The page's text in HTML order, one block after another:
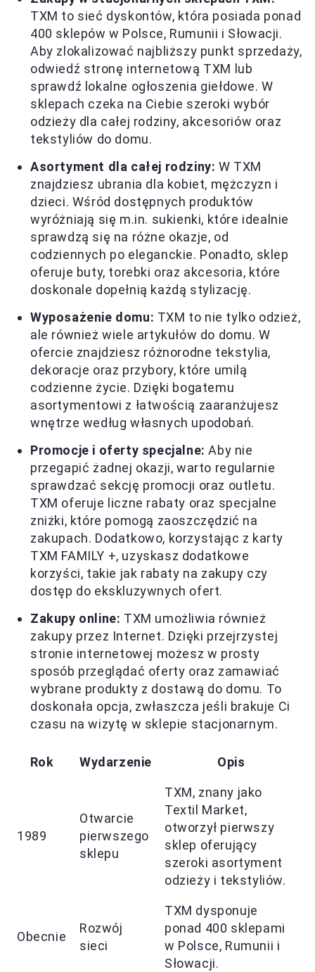
TXM to sieć dyskontów, która posiada ponad
400 sklepów w Polsce, Rumunii i Słowacji.
Aby zlokalizować najbliższy punkt sprzedaży,
odwiedź stronę internetową TXM lub
sprawdź lokalne ogłoszenia giełdowe. W
sklepach czeka na Ciebie szeroki wybór
odzieży dla całej rodziny, akcesoriów oraz
tekstyliów do domu.
Asortyment dla całej rodziny: W TXM
znajdziesz ubrania dla kobiet, mężczyzn i
dzieci. Wśród dostępnych produktów
wyróżniają się m.in. sukienki, które idealnie
sprawdzą się na różne okazje, od
codziennych po eleganckie. Ponadto, sklep
oferuje buty, torebki oraz akcesoria, które
doskonale dopełnią każdą stylizację.
Wyposażenie domu: TXM to nie tylko odzież,
ale również wiele artykułów do domu. W
ofercie znajdziesz różnorodne tekstylia,
dekoracje oraz przybory, które umilą
codzienne życie. Dzięki bogatemu
asortymentowi z łatwością zaaranżujesz
wnętrze według własnych upodobań.
Promocje i oferty specjalne: Aby nie
przegapić żadnej okazji, warto regularnie
sprawdzać sekcję promocji oraz outletu.
TXM oferuje liczne rabaty oraz specjalne
zniżki, które pomogą zaoszczędzić na
zakupach. Dodatkowo, korzystając z karty
TXM FAMILY +, uzyskasz dodatkowe
korzyści, takie jak rabaty na zakupy czy
dostęp do ekskluzywnych ofert.
Zakupy online: TXM umożliwia również
zakupy przez Internet. Dzięki przejrzystej
stronie internetowej możesz w prosty
sposób przeglądać oferty oraz zamawiać
wybrane produkty z dostawą do domu. To
doskonała opcja, zwłaszcza jeśli brakuje Ci
czasu na wizytę w sklepie stacjonarnym.
Rok Wydarzenie Opis
1989
Otwarcie
pierwszego
sklepu
TXM, znany jako
Textil Market,
otworzył pierwszy
sklep oferujący
szeroki asortyment
odzieży i tekstyliów.
Obecnie
Rozwój
sieci
TXM dysponuje
ponad 400 sklepami
w Polsce, Rumunii i
Słowacji.